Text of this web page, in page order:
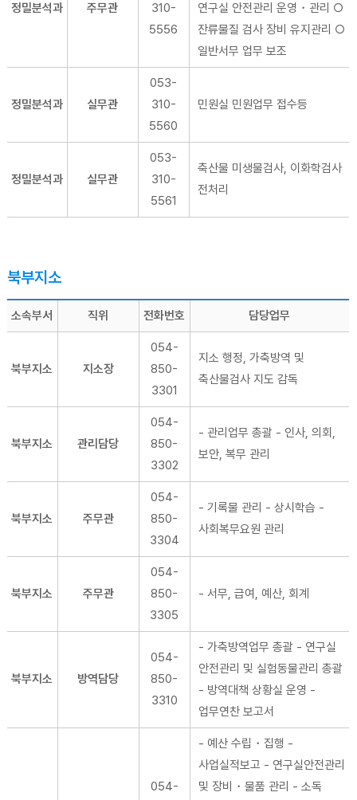
정밀분석과 주무관
310-
5556
연구실 안전관리 운영・관리 ○
잔류물질 검사 장비 유지관리 ○
일반서무 업무 보조
정밀분석과 실무관
053-
310-
5560
민원실 민원업무 접수등
정밀분석과 실무관
053-
310-
5561
축산물 미생물검사, 이화학검사
전처리
북부지소
소속부서 직위 전화번호 담당업무
북부지소 지소장
054-
850-
3301
지소 행정, 가축방역 및
축산물검사 지도 감독
북부지소 관리담당
054-
850-
3302
- 관리업무 총괄 - 인사, 의회,
보안, 복무 관리
북부지소 주무관
054-
850-
3304
- 기록물 관리 - 상시학습 -
사회복무요원 관리
북부지소 주무관
054-
850-
3305
- 서무, 급여, 예산, 회계
북부지소 방역담당
054-
850-
3310
- 가축방역업무 총괄 - 연구실
안전관리 및 실험동물관리 총괄
- 방역대책 상황실 운영 -
업무연찬 보고서
054-
- 예산 수립・집행 -
사업실적보고 - 연구실안전관리
및 장비・물품 관리 - 소독